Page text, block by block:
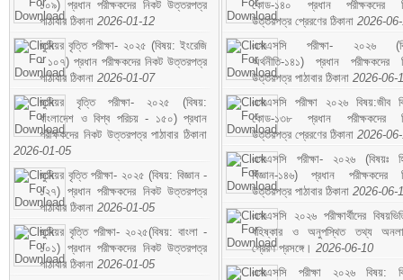
১০৯) প্রধান পরীক্ষকদের নিকট উত্তরপত্র
পাঠাবার ঠিকানা 2026-01-12
জুনিয়র বৃত্তি পরীক্ষা- ২০২৫ (বিষয়: ইংরেজি
- ১০৭) প্রধান পরীক্ষকদের নিকট উত্তরপত্র
পাঠাবার ঠিকানা 2026-01-07
জুনিয়র বৃত্তি পরীক্ষা- ২০২৫ (বিষয়:
বাংলাদেশ ও বিশ্ব পরিচয় - ১৫০) প্রধান
পরীক্ষকদের নিকট উত্তরপত্র পাঠাবার ঠিকানা
2026-01-05
জুনিয়র বৃত্তি পরীক্ষা- ২০২৫ (বিষয়: বিজ্ঞান -
১২৭) প্রধান পরীক্ষকদের নিকট উত্তরপত্র
পাঠাবার ঠিকানা 2026-01-05
জুনিয়র বৃত্তি পরীক্ষা- ২০২৫(বিষয়: বাংলা -
১০১) প্রধান পরীক্ষকদের নিকট উত্তরপত্র
পাঠাবার ঠিকানা 2026-01-05
কোড-১৪০ প্রধান পরীক্ষকদের
উত্তরপত্র প্রেরণের ঠিকানা 2026-
এসএসসি পরীক্ষা- ২০২৬
অর্থনীতি-১৪১) প্রধান পরীক্ষকদের
উত্তরপত্র পাঠাবার ঠিকানা 2026-06-
এসএসসি পরীক্ষা ২০২৬ বিষয়:জীব
কোড-১৩৮ প্রধান পরীক্ষকদের
উত্তরপত্র প্রেরণের ঠিকানা 2026-
এসএসসি পরীক্ষা- ২০২৬ (বিষয়ঃ
বিজ্ঞান-১৪৬) প্রধান পরীক্ষকদের
উত্তরপত্র পাঠাবার ঠিকানা 2026-06-
এসএসসি ২০২৬ পরীক্ষার্থীদের
বহিষ্কার ও অনুপস্থিত তথ্য
প্রেরণ প্রসঙ্গে। 2026-06-10
এসএসসি পরীক্ষা ২০২৬ বিষয়: